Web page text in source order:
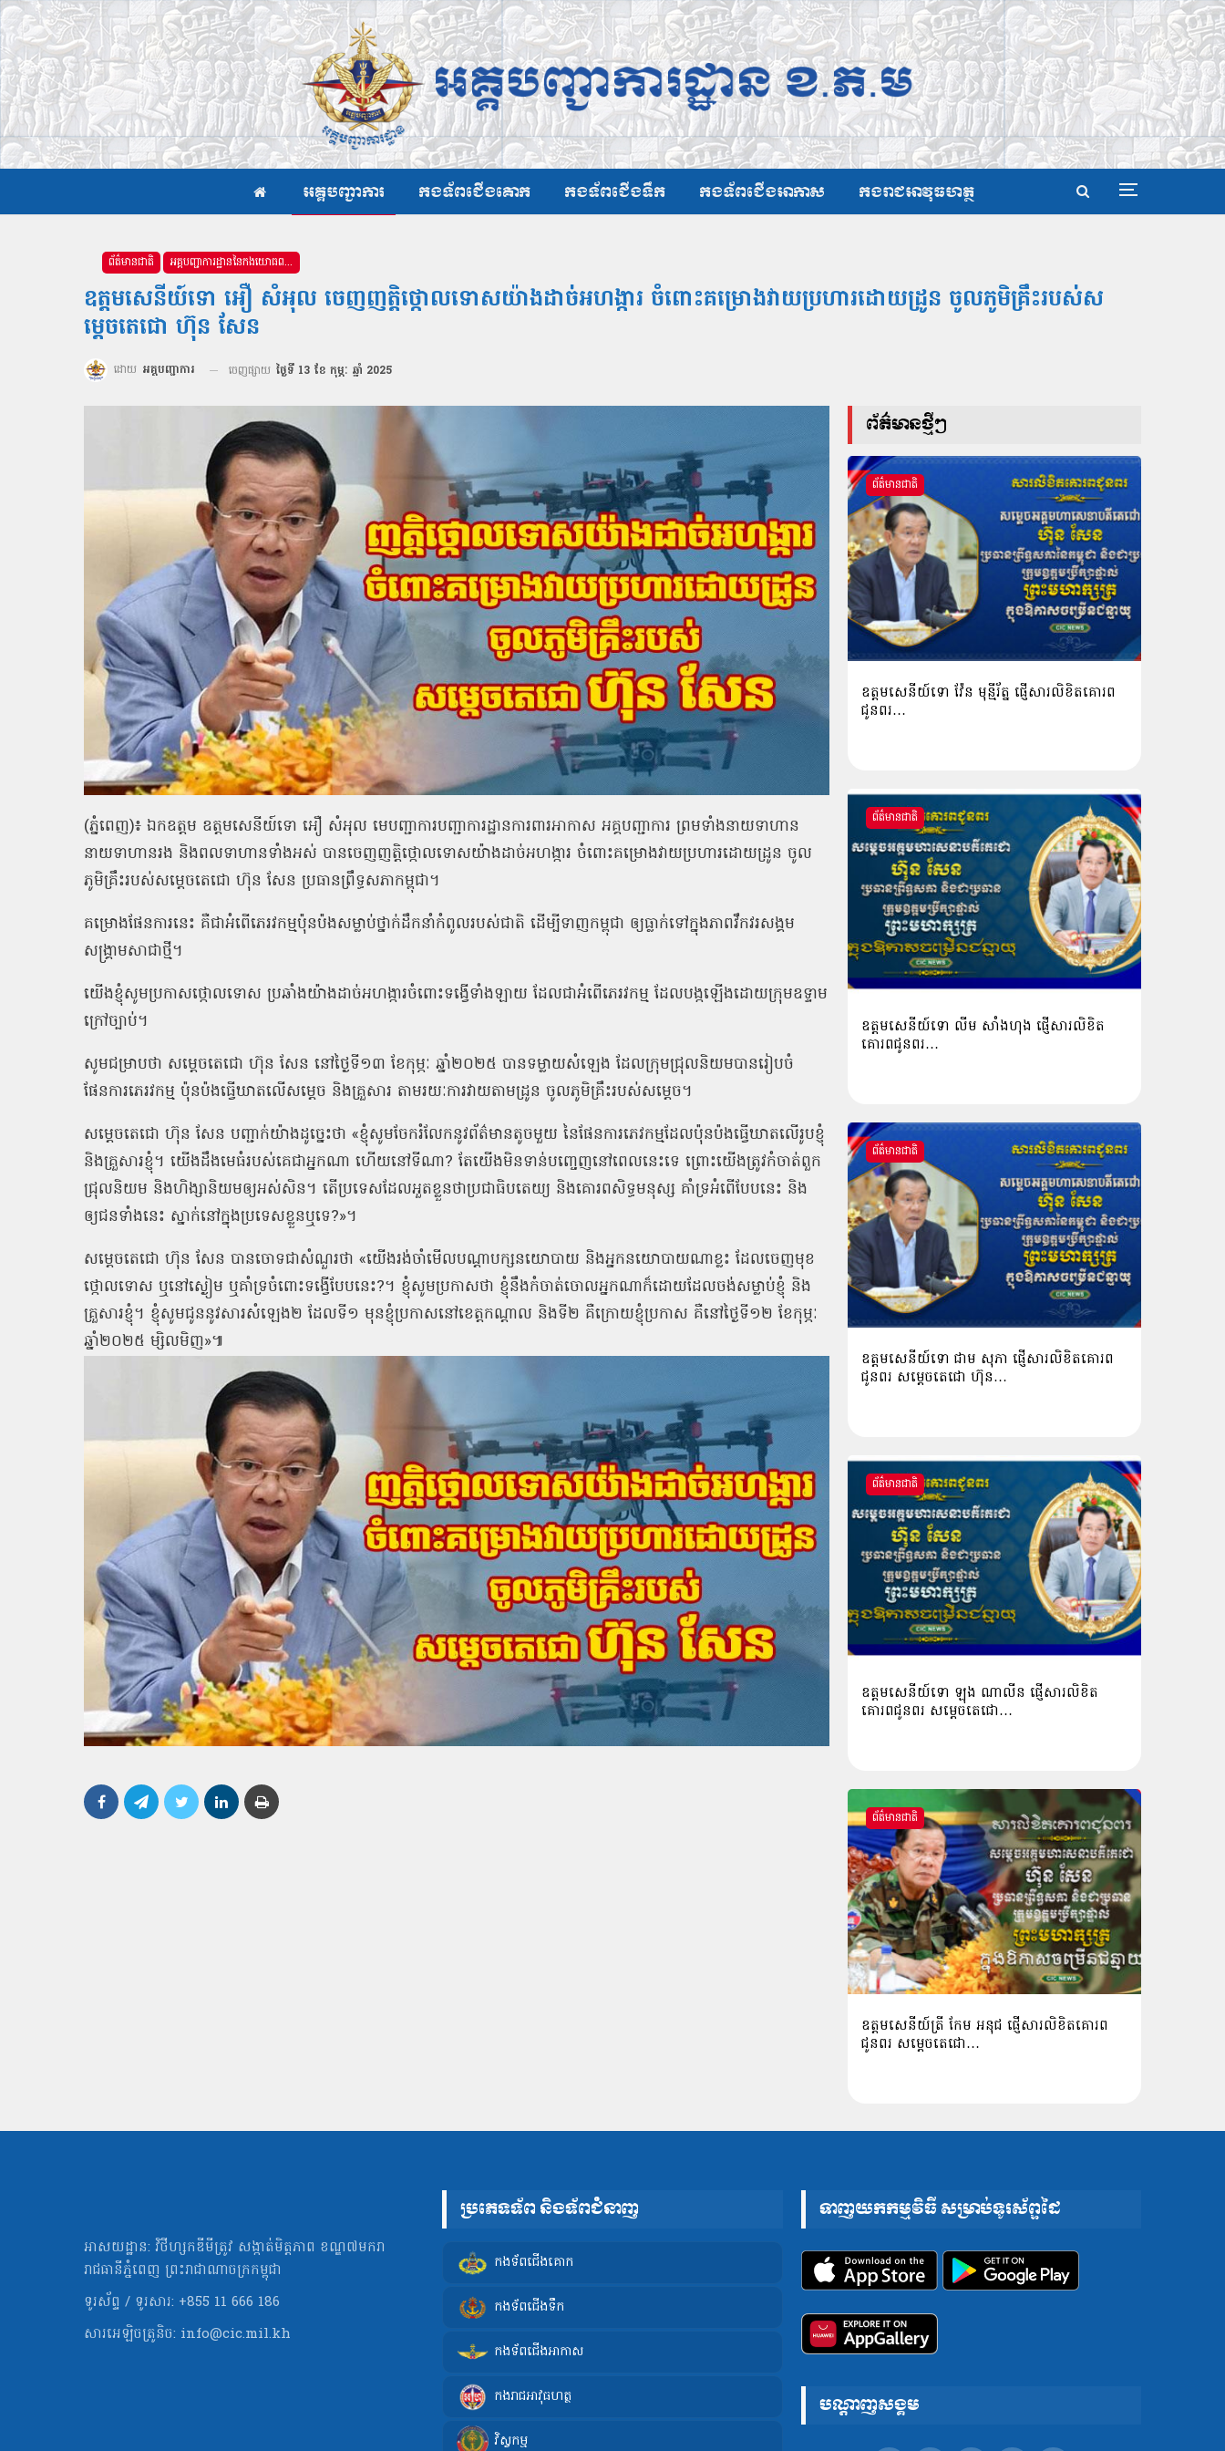
អគ្គបញ្ជាការ កងទ័ពជើងគោក កងទ័ពជើងទឹក កងទ័ពជើងអាកាស កងរាជអាវុធហត្ថ
ព័ត៌មានជាតិ អគ្គបញ្ជាការដ្ឋាននៃកងយោធពលខេមរភូមិន្ទ
ឧត្តមសេនីយ៍ទោ អឿ សំអុល ចេញញត្តិថ្កោលទោសយ៉ាងដាច់អហង្ការ ចំពោះគម្រោងវាយប្រហារដោយដ្រូន ចូលភូមិគ្រឹះរបស់ស
ម្តេចតេជោ ហ៊ុន សែន
ដោយ អគ្គបញ្ជាការ ចេញផ្សាយ ថ្ងៃទី 13 ខែ កុម្ភៈ ឆ្នាំ 2025
(ភ្នំពេញ)៖ ឯកឧត្តម ឧត្តមសេនីយ៍ទោ អឿ សំអុល មេបញ្ជាការបញ្ជាការដ្ឋានការពារអាកាស អគ្គបញ្ជាការ ព្រមទាំងនាយទាហាន
នាយទាហានរង និងពលទាហានទាំងអស់ បានចេញញត្តិថ្កោលទោសយ៉ាងដាច់អហង្ការ ចំពោះគម្រោងវាយប្រហារដោយដ្រូន ចូល
ភូមិគ្រឹះរបស់សម្តេចតេជោ ហ៊ុន សែន ប្រធានព្រឹទ្ធសភាកម្ពុជា។
គម្រោងផែនការនេះ គឺជាអំពើភេរវកម្មប៉ុនប៉ងសម្លាប់ថ្នាក់ដឹកនាំកំពូលរបស់ជាតិ ដើម្បីទាញកម្ពុជា ឲ្យធ្លាក់ទៅក្នុងភាពវឹកវរសង្គម
សង្គ្រាមសាជាថ្មី។
យើងខ្ញុំសូមប្រកាសថ្កោលទោស ប្រឆាំងយ៉ាងដាច់អហង្ការចំពោះទង្វើទាំងឡាយ ដែលជាអំពើភេរវកម្ម ដែលបង្កឡើងដោយក្រុមឧទ្ទាម
ក្រៅច្បាប់។
សូមជម្រាបថា សម្តេចតេជោ ហ៊ុន សែន នៅថ្ងៃទី១៣ ខែកុម្ភៈ ឆ្នាំ២០២៥ បានទម្លាយសំឡេង ដែលក្រុមជ្រុលនិយមបានរៀបចំ
ផែនការភេរវកម្ម ប៉ុនប៉ងធ្វើឃាតលើសម្តេច និងគ្រួសារ តាមរយៈការវាយតាមដ្រូន ចូលភូមិគ្រឹះរបស់សម្តេច។
សម្តេចតេជោ ហ៊ុន សែន បញ្ជាក់យ៉ាងដូច្នេះថា «ខ្ញុំសូមចែករំលែកនូវព័ត៌មានតូចមួយ នៃផែនការភេវកម្មដែលប៉ុនប៉ងធ្វើឃាតលើរូបខ្ញុំ
និងគ្រួសារខ្ញុំ។ យើងដឹងមេធំរបស់គេជាអ្នកណា ហើយនៅទីណា? តែយើងមិនទាន់បញ្ចេញនៅពេលនេះទេ ព្រោះយើងត្រូវកំចាត់ពួក
ជ្រុលនិយម និងហិង្សានិយមឲ្យអស់សិន។ តើប្រទេសដែលអួតខ្លួនថាប្រជាធិបតេយ្យ និងគោរពសិទ្ធមនុស្ស គាំទ្រអំពើបែបនេះ និង
ឲ្យជនទាំងនេះ ស្នាក់នៅក្នុងប្រទេសខ្លួនឬទេ?»។
សម្តេចតេជោ ហ៊ុន សែន បានចោទជាសំណួរថា «យើងរង់ចាំមើលបណ្តាបក្សនយោបាយ និងអ្នកនយោបាយណាខ្លះ ដែលចេញមុខ
ថ្កោលទោស ឬនៅស្ងៀម ឬគាំទ្រចំពោះទង្វើបែបនេះ?។ ខ្ញុំសូមប្រកាសថា ខ្ញុំនឹងកំចាត់ចោលអ្នកណាក៏ដោយដែលចង់សម្លាប់ខ្ញុំ និង
គ្រួសារខ្ញុំ។ ខ្ញុំសូមជូននូវសារសំឡេង២ ដែលទី១ មុនខ្ញុំប្រកាសនៅខេត្តកណ្តាល និងទី២ គឺក្រោយខ្ញុំប្រកាស គឺនៅថ្ងៃទី១២ ខែកុម្ភៈ
ឆ្នាំ២០២៥ ម្សិលមិញ»៕
ព័ត៌មានថ្មីៗ
ព័ត៌មានជាតិ
ឧត្តមសេនីយ៍ទោ វ៉ែន មុន្មីរ័ត្ន ផ្ញើសារលិខិតគោរព
ជូនពរ…
ព័ត៌មានជាតិ
ឧត្តមសេនីយ៍ទោ លីម​ សាំង​ហុង​ ផ្ញើសារលិខិត
គោរពជូនពរ…
ព័ត៌មានជាតិ
ឧត្តមសេនីយ៍ទោ ជាម សុភា ផ្ញើសារលិខិតគោរព
ជូនពរ សម្ដេចតេជោ ហ៊ុន…
ព័ត៌មានជាតិ
ឧត្ដមសេនីយ៍ទោ ឡុង ណាលីន ផ្ញើសារលិខិត
គោរពជូនពរ សម្ដេចតេជោ…
ព័ត៌មានជាតិ
ឧត្តមសេនីយ៍ត្រី កែម អនុជ ផ្ញើសារលិខិតគោរព
ជូនពរ សម្ដេចតេជោ…
អាសយដ្ឋាន: វិថីហ្សកឌីមីត្រូវ សង្កាត់មិត្ដភាព ខណ្ឌ៧មករា
រាជធានីភ្នំពេញ ព្រះរាជាណាចក្រកម្ពុជា
ទូរស័ព្ទ / ទូរសារ: +855 11 666 186
សារអេឡិចត្រូនិច: info@cic.mil.kh
ប្រភេទទ័ព និងទ័ពជំនាញ
កងទ័ពជើងគោក
កងទ័ពជើងទឹក
កងទ័ពជើងអាកាស
កងរាជអាវុធហត្ថ
វិស្វកម្ម
ទាញយកកម្មវិធី សម្រាប់ទូរស័ព្ទដៃ
បណ្តាញសង្គម